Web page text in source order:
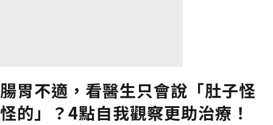
腸胃不適，看醫生只會說「肚子怪
怪的」？4點自我觀察更助治療！